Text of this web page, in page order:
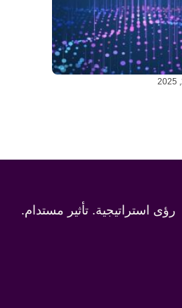
رؤى استراتيجية. تأثير مستدام.